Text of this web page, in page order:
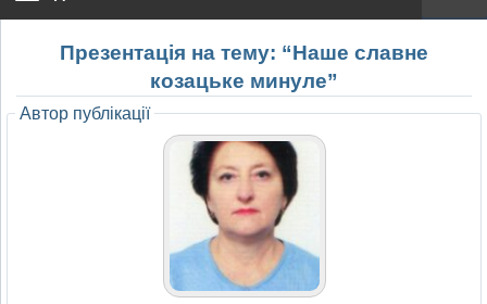
Презентація на тему: “Наше славне
козацьке минуле”
Автор публікації